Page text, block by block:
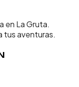
en La Gruta.
tus aventuras.